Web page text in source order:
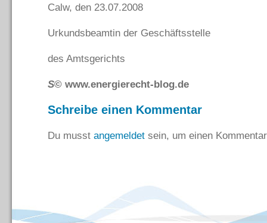
Calw, den 23.07.2008
Urkundsbeamtin der Geschäftsstelle
des Amtsgerichts
S© www.energierecht-blog.de
Schreibe einen Kommentar
Du musst angemeldet sein, um einen